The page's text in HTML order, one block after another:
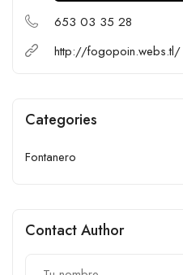
653 03 35 28
http://fogopoin.webs.tl/
Categories
Fontanero
Contact Author